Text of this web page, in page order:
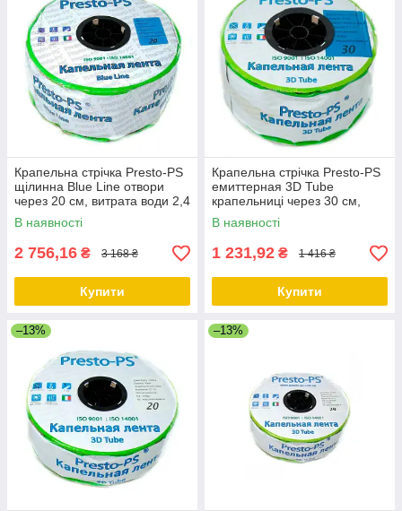
Крапельна стрічка Presto-PS
щілинна Blue Line отвори
через 20 см, витрата води 2,4
л/год, довжина 1000 м
В наявності
2 756,16 ₴ 3 168 ₴
Купити
Крапельна стрічка Presto-PS
емиттерная 3D Tube
крапельниці через 30 см,
витрата 2.7 л/год, довжина
500 м
В наявності
1 231,92 ₴ 1 416 ₴
Купити
–13% –13%